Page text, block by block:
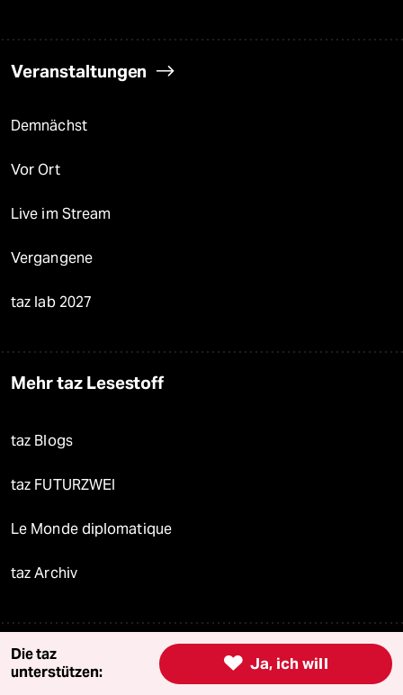
Veranstaltungen
Demnächst
Vor Ort
Live im Stream
Vergangene
taz lab 2027
Mehr taz Lesestoff
taz Blogs
taz FUTURZWEI
Le Monde diplomatique
taz Archiv
Mehr taz Angebote  Ja, ich will
Die taz
unterstützen: